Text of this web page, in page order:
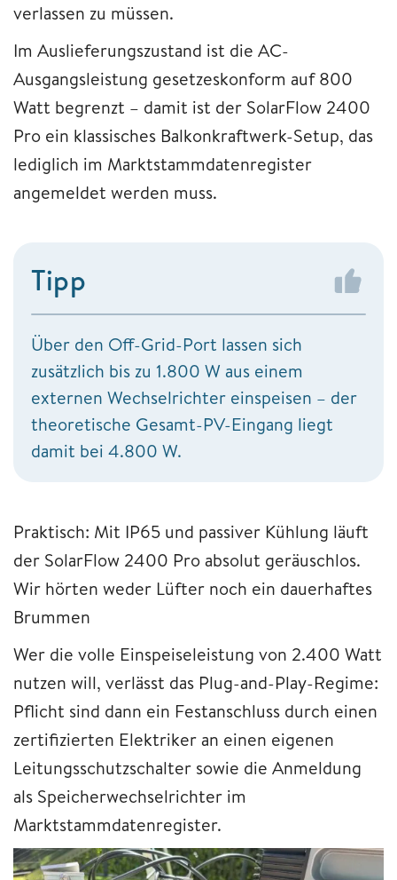
verlassen zu müssen.
Im Auslieferungszustand ist die AC-
Ausgangsleistung gesetzeskonform auf 800
Watt begrenzt – damit ist der SolarFlow 2400
Pro ein klassisches Balkonkraftwerk-Setup, das
lediglich im Marktstammdatenregister
angemeldet werden muss.
Tipp
Über den Off-Grid-Port lassen sich
zusätzlich bis zu 1.800 W aus einem
externen Wechselrichter einspeisen – der
theoretische Gesamt-PV-Eingang liegt
damit bei 4.800 W.
Praktisch: Mit IP65 und passiver Kühlung läuft
der SolarFlow 2400 Pro absolut geräuschlos.
Wir hörten weder Lüfter noch ein dauerhaftes
Brummen
Wer die volle Einspeiseleistung von 2.400 Watt
nutzen will, verlässt das Plug-and-Play-Regime:
Pflicht sind dann ein Festanschluss durch einen
zertifizierten Elektriker an einen eigenen
Leitungsschutzschalter sowie die Anmeldung
als Speicherwechselrichter im
Marktstammdatenregister.